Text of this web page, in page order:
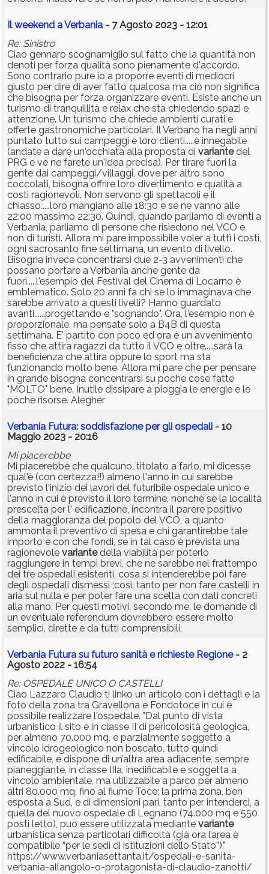
Il weekend a Verbania - 7 Agosto 2023 - 12:01
Re: Sinistro
Ciao gennaro scognamiglio sul fatto che la quantità non
denoti per forza qualità sono pienamente d'accordo.
Sono contrario pure io a proporre eventi di mediocri
giusto per dire di aver fatto qualcosa ma ciò non significa
che bisogna per forza organizzare eventi. Esiste anche un
turismo di tranquillità e relax che sta chiedendo spazi e
attenzione. Un turismo che chiede ambienti curati e
offerte gastronomiche particolari. Il Verbano ha negli anni
puntato tutto sui campeggi e loro clienti.....è innegabile
(andate a dare un'occhiata alla proposta di variantedel
PRG e ve ne farete un'idea precisa). Per tirare fuori la
gente dai campeggi/villaggi, dove per altro sono
coccolati, bisogna offrire loro divertimento e qualità a
costi ragionevoli. Non servono gli spettacoli e il
chiasso.....loro mangiano alle 18:30 e se ne vanno alle
22:00 massimo 22:30. Quindi, quando parliamo di eventi a
Verbania, parliamo di persone che risiedono nel VCO e
non di turisti. Allora mi pare impossibile voler a tutti i costi,
ogni sacrosanto fine settimana, un evento di livello.
Bisogna invece concentrarsi due 2-3 avvenimenti che
possano portare a Verbania anche gente da
fuori.....l'esempio del Festival del Cinema di Locarno è
emblematico. Solo 20 anni fa chi se lo immaginava che
sarebbe arrivato a questi livelli? Hanno guardato
avanti......progettando e "sognando". Ora, l'esempio non è
proporzionale, ma pensate solo a B4B di questa
settimana. E' partito con poco ed ora è un avvenimento
fisso che attira ragazzi da tutto il VCO e oltre.....sarà la
beneficienza che attira oppure lo sport ma sta
funzionando molto bene. Allora mi pare che per pensare
in grande bisogna concentrarsi su poche cose fatte
"MOLTO" bene. Inutile dissipare a pioggia le energie e le
poche risorse. Alegher
Verbania Futura: soddisfazione per gli ospedali - 10
Maggio 2023 - 20:16
Mi piacerebbe
Mi piacerebbe che qualcuno, titolato a farlo, mi dicesse
qual'è (con certezza!!) almeno l'anno in cui sarebbe
previsto l'inizio dei lavori del futuribile ospedale unico e
l'anno in cui è previsto il loro termine, nonchè se la località
prescelta per l' edificazione, incontra il parere positivo
della maggioranza del popolo del VCO, a quanto
ammonta il preventivo di spesa e chi garantirebbe tale
importo e con che fondi, se in tal caso è prevista una
ragionevole variantedella viabilità per poterlo
raggiungere in tempi brevi, che ne sarebbe nel frattempo
dei tre ospedali esistenti, cosa si intenderebbe poi fare
degli ospedali dismessi ;così, tanto per non fare castelli in
aria sul nulla e per poter fare una scelta con dati concreti
alla mano. Per questi motivi, secondo me, le domande di
un eventuale referendum dovrebbero essere molto
semplici, dirette e da tutti comprensibili.
Verbania Futura su futuro sanità e richieste Regione- 2
Agosto 2022 - 16:54
Re: OSPEDALE UNICO O CASTELLI
Ciao Lazzaro Claudio ti linko un articolo con i dettagli e la
foto della zona tra Gravellona e Fondotoce in cui è
possibile realizzare l'ospedale. "Dal punto di vista
urbanistico il sito è in classe II di pericolosità geologica,
per almeno 70.000 mq, e parzialmente soggetto a
vincolo idrogeologico non boscato, tutto quindi
edificabile, e dispone di un’altra area adiacente, sempre
pianeggiante, in classe IIIa, inedificabile e soggetta a
vincolo ambientale, ma utilizzabile a parco per almeno
altri 80.000 mq, fino al fiume Toce; la prima zona, ben
esposta a Sud, e di dimensioni pari, tanto per intenderci, a
quella del nuovo ospedale di Legnano (74.000 mq e 550
posti letto), può essere utilizzata mediante variante
urbanistica senza particolari difficoltà (già ora l’area è
compatibile “per le sedi di istituzioni dello Stato”)."
https://www.verbaniasettanta.it/ospedali-e-sanita-
verbania-allangolo-o-protagonista-di-claudio-zanotti/